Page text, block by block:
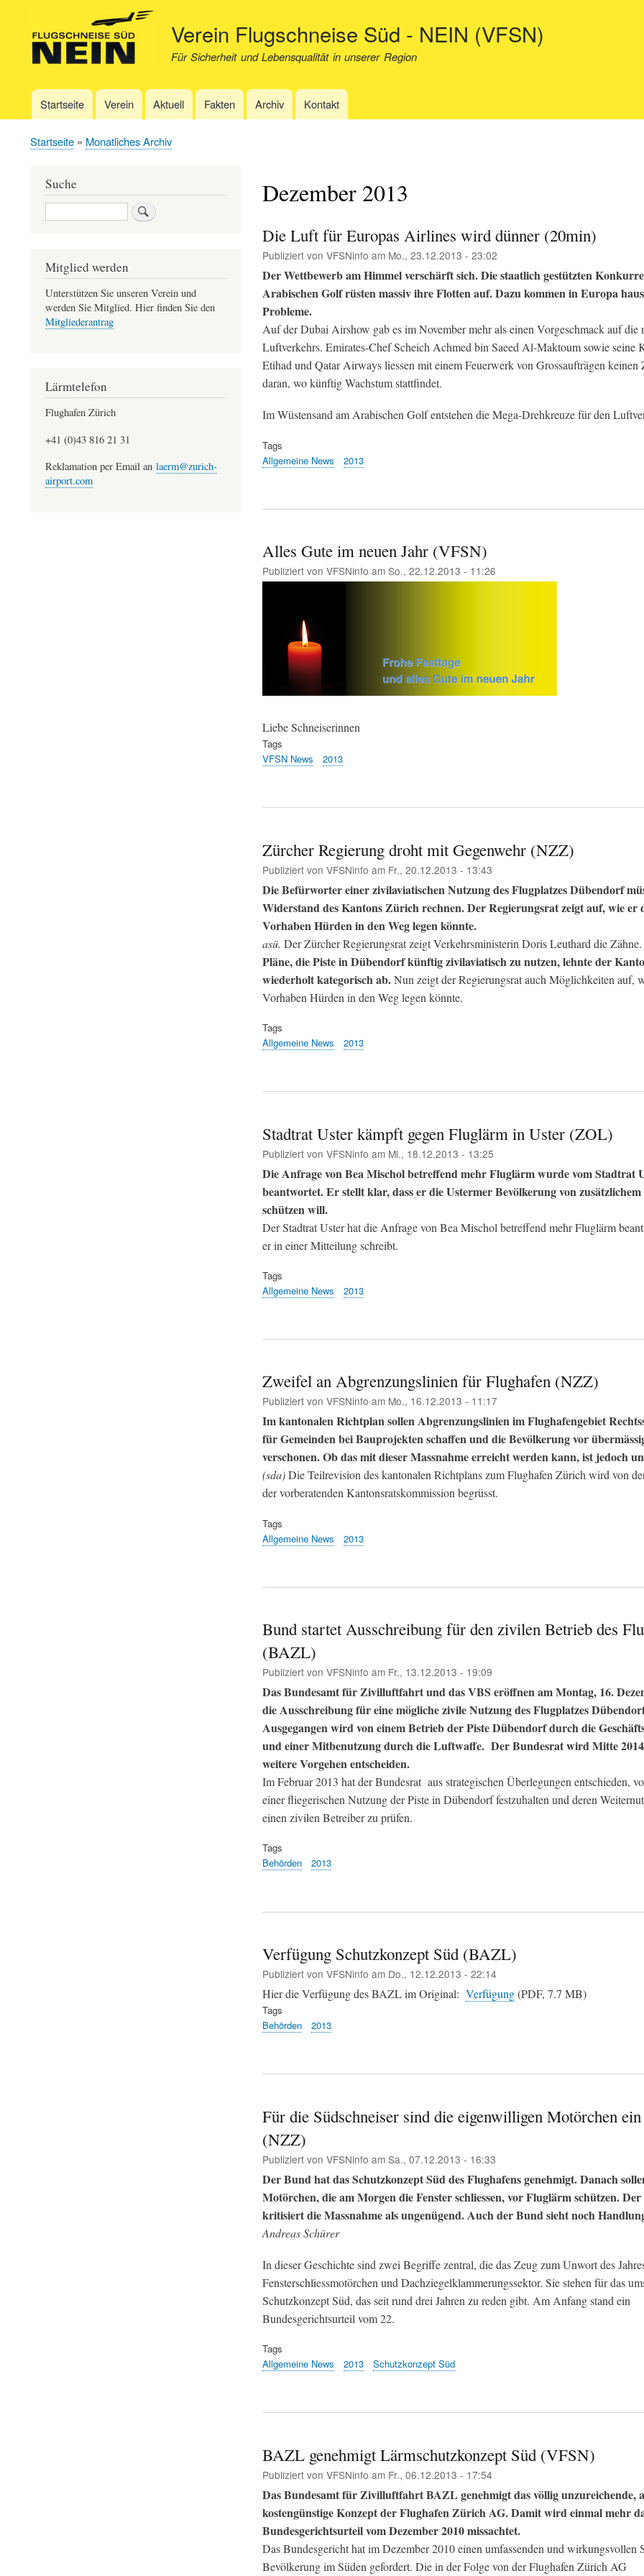
zum
Inhalt
Verein Flugschneise Süd - NEIN (VFSN)
Für Sicherheit und Lebensqualität in unserer Region
Hauptnavigation
Startseite Verein Aktuell Fakten Archiv Kontakt
Pfadnavigation
Startseite Monatliches Archiv
Dezember 2013
Die Luft für Europas Airlines wird dünner (20min)
Publiziert von VFSNinfo am Mo., 23.12.2013 - 23:02
Der Wettbewerb am Himmel verschärft sich. Die staatlich gestützten
Arabischen Golf rüsten massiv ihre Flotten auf. Dazu kommen in Europa
Probleme.
Auf der Dubai Airshow gab es im November mehr als einen Vorgeschmack auf die
Luftverkehrs. Emirates-Chef Scheich Achmed bin Saeed Al-Maktoum sowie seine
Etihad und Qatar Airways liessen mit einem Feuerwerk von Grossaufträgen keinen
daran, wo künftig Wachstum stattfindet.
Im Wüstensand am Arabischen Golf entstehen die Mega-Drehkreuze für den
Tags
Allgemeine News
2013
Alles Gute im neuen Jahr (VFSN)
Publiziert von VFSNinfo am So., 22.12.2013 - 11:26
Liebe Schneiserinnen
Tags
VFSN News
2013
Zürcher Regierung droht mit Gegenwehr (NZZ)
Publiziert von VFSNinfo am Fr., 20.12.2013 - 13:43
Die Befürworter einer zivilaviatischen Nutzung des Flugplatzes Dübendorf
Widerstand des Kantons Zürich rechnen. Der Regierungsrat zeigt auf, wie er
Vorhaben Hürden in den Weg legen könnte.
asü. Der Zürcher Regierungsrat zeigt Verkehrsministerin Doris Leuthard die Zähne.
Pläne, die Piste in Dübendorf künftig zivilaviatisch zu nutzen, lehnte der
wiederholt kategorisch ab.Nun zeigt der Regierungsrat auch Möglichkeiten auf,
Vorhaben Hürden in den Weg legen könnte.
Tags
Allgemeine News
2013
Stadtrat Uster kämpft gegen Fluglärm in Uster (ZOL)
Publiziert von VFSNinfo am Mi., 18.12.2013 - 13:25
Die Anfrage von Bea Mischol betreffend mehr Fluglärm wurde vom Stadtrat
beantwortet. Er stellt klar, dass er die Ustermer Bevölkerung von
schützen will.
Der Stadtrat Uster hat die Anfrage von Bea Mischol betreffend mehr Fluglärm
er in einer Mitteilung schreibt.
Tags
Allgemeine News
2013
Zweifel an Abgrenzungslinien für Flughafen (NZZ)
Publiziert von VFSNinfo am Mo., 16.12.2013 - 11:17
Im kantonalen Richtplan sollen Abgrenzungslinien im Flughafengebiet
für Gemeinden bei Bauprojekten schaffen und die Bevölkerung vor
verschonen. Ob das mit dieser Massnahme erreicht werden kann, ist jedoch
(sda)Die Teilrevision des kantonalen Richtplans zum Flughafen Zürich wird von
der vorberatenden Kantonsratskommission begrüsst.
Tags
Allgemeine News
2013
Bund startet Ausschreibung für den zivilen Betrieb des
(BAZL)
Publiziert von VFSNinfo am Fr., 13.12.2013 - 19:09
Das Bundesamt für Zivilluftfahrt und das VBS eröffnen am Montag, 16.
die Ausschreibung für eine mögliche zivile Nutzung des Flugplatzes
Ausgegangen wird von einem Betrieb der Piste Dübendorf durch die
und einer Mitbenutzung durch die Luftwaffe. Der Bundesrat wird Mitte
weitere Vorgehen entscheiden.
Im Februar 2013 hat der Bundesrat aus strategischen Überlegungen entschieden,
einer fliegerischen Nutzung der Piste in Dübendorf festzuhalten und deren
einen zivilen Betreiber zu prüfen.
Tags
Behörden
2013
Verfügung Schutzkonzept Süd (BAZL)
Publiziert von VFSNinfo am Do., 12.12.2013 - 22:14
Hier die Verfügung des BAZL im Original: Verfügung(PDF, 7.7 MB)
Tags
Behörden
2013
Für die Südschneiser sind die eigenwilligen Motörchen
(NZZ)
Publiziert von VFSNinfo am Sa., 07.12.2013 - 16:33
Der Bund hat das Schutzkonzept Süd des Flughafens genehmigt. Danach
Motörchen, die am Morgen die Fenster schliessen, vor Fluglärm schützen. Der
kritisiert die Massnahme als ungenügend. Auch der Bund sieht noch
Andreas Schürer
In dieser Geschichte sind zwei Begriffe zentral, die das Zeug zum Unwort des
Fensterschliessmotörchen und Dachziegelklammerungssektor. Sie stehen für das
Schutzkonzept Süd, das seit rund drei Jahren zu reden gibt. Am Anfang stand ein
Bundesgerichtsurteil vom 22.
Tags
Allgemeine News
2013 Schutzkonzept Süd
BAZL genehmigt Lärmschutzkonzept Süd (VFSN)
Publiziert von VFSNinfo am Fr., 06.12.2013 - 17:54
Das Bundesamt für Zivilluftfahrt BAZL genehmigt das völlig unzureichende,
kostengünstige Konzept der Flughafen Zürich AG. Damit wird einmal mehr
Bundesgerichtsurteil vom Dezember 2010 missachtet.
Das Bundesgericht hat im Dezember 2010 einen umfassenden und wirkungsvollen
Bevölkerung im Süden gefordert. Die in der Folge von der Flughafen Zürich AG
Suche
Suche
Mitglied werden
Unterstützen Sie unseren Verein und
werden Sie Mitglied. Hier finden Sie den
Mitgliederantrag
Lärmtelefon
Flughafen Zürich
+41 (0)43 816 21 31
Reklamation per Email an laerm@zurich-
airport.com